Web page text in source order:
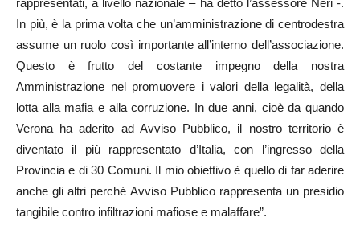
In più, è la prima volta che un’amministrazione di centrodestra
assume un ruolo così importante all’interno dell’associazione.
Questo è frutto del costante impegno della nostra
Amministrazione nel promuovere i valori della legalità, della
lotta alla mafia e alla corruzione. In due anni, cioè da quando
Verona ha aderito ad Avviso Pubblico, il nostro territorio è
diventato il più rappresentato d’Italia, con l’ingresso della
Provincia e di 30 Comuni. Il mio obiettivo è quello di far aderire
anche gli altri perché Avviso Pubblico rappresenta un presidio
tangibile contro infiltrazioni mafiose e malaffare”.